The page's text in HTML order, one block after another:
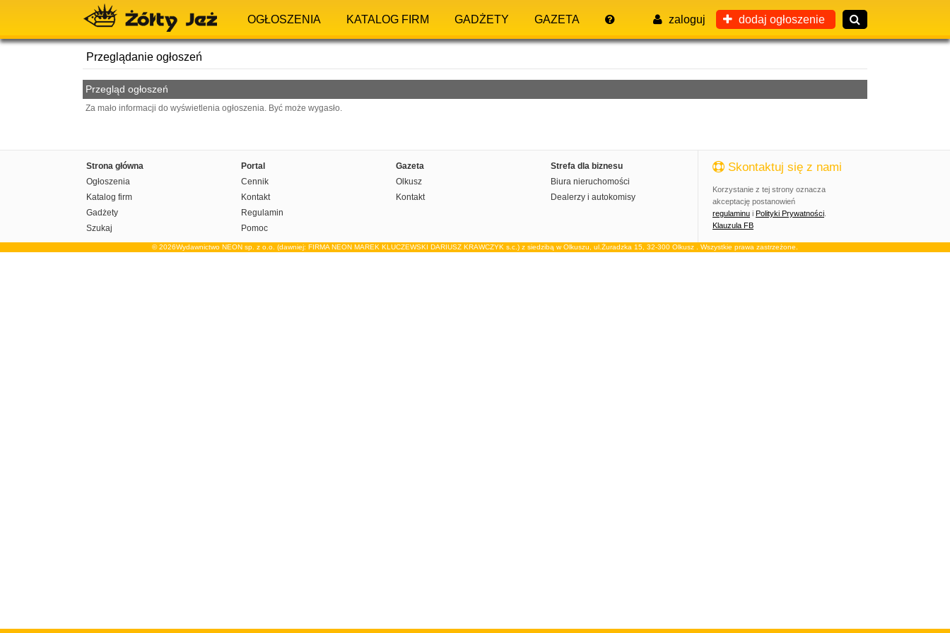
OGŁOSZENIA KATALOG FIRM GADŻETY GAZETA zaloguj dodaj ogłoszenie
Przeglądanie ogłoszeń
Przegląd ogłoszeń
Za mało informacji do wyświetlenia ogłoszenia. Być może wygasło.
Strona główna
Ogłoszenia
Katalog firm
Gadżety
Szukaj
Portal
Cennik
Kontakt
Regulamin
Pomoc
Gazeta
Olkusz
Kontakt
Strefa dla biznesu
Biura nieruchomości
Dealerzy i autokomisy
Skontaktuj się z nami
Korzystanie z tej strony oznacza
akceptację postanowień
regulaminu i Polityki Prywatności
Klauzula FB
© 2026Wydawnictwo NEON sp. z o.o. (dawniej: FIRMA NEON MAREK KLUCZEWSKI DARIUSZ KRAWCZYK s.c.) z siedzibą w Olkuszu, ul.Żuradzka 15, 32-300 Olkusz . Wszystkie prawa zastrzeżone.